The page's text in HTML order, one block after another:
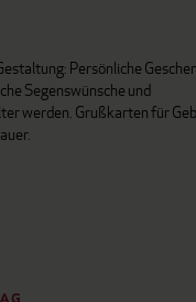
Persönliche
Segenswünsche und
werden. Grußkarten für